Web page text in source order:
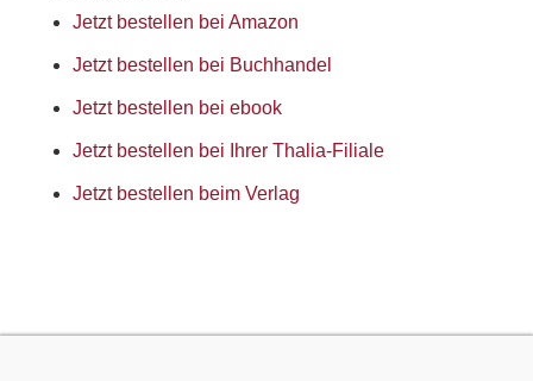
Jetzt bestellen bei Amazon
Jetzt bestellen bei Buchhandel
Jetzt bestellen bei ebook
Jetzt bestellen bei Ihrer Thalia-Filiale
Jetzt bestellen beim Verlag